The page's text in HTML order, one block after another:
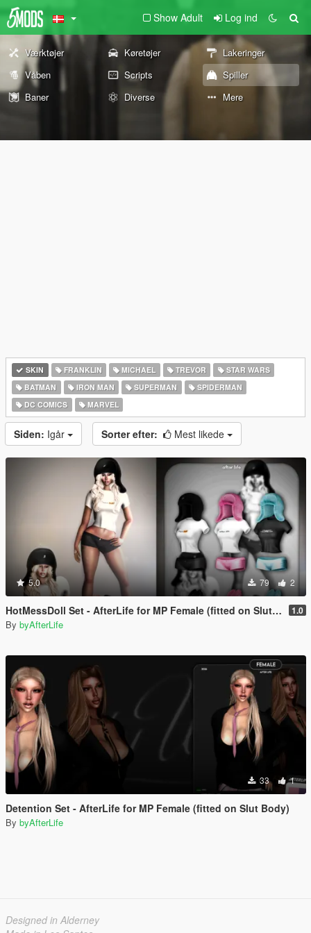
Show Adult Log ind
Værktøjer Køretøjer
Lakeringer
Våben
Scripts
Spiller
Baner
Diverse Mere
SKIN FRANKLIN MICHAEL TREVOR
STAR WARS
BATMAN
IRON MAN SUPERMAN
SPIDERMAN
DC COMICS
MARVEL
Siden: Igår Sorter efter: Mest likede
5.0 79 2
HotMessDoll Set - AfterLife for MP Female (fitted on Slut Body) 1.0
By byAfterLife
33 1
Detention Set - AfterLife for MP Female (fitted on Slut Body)
By byAfterLife
Designed in Alderney